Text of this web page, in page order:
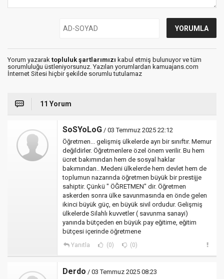
Yorum yazarak topluluk şartlarımızı kabul etmiş bulunuyor ve tüm
sorumluluğu üstleniyorsunuz. Yazılan yorumlardan kamuajans.com
İnternet Sitesi hiçbir şekilde sorumlu tutulamaz
11 Yorum
SoSYoLoG / 03 Temmuz 2025 22:12
Öğretmen... gelişmiş ülkelerde ayrı bir sınıftır. Memur
değildirler. Öğretmenlere özel önem verilir. Bu hem
ücret bakımından hem de sosyal haklar
bakımından.. Medeni ülkelerde hem devlet hem de
toplumun nazarında öğretmen büyük bir prestijje
sahiptir. Çünkü " ÖĞRETMEN" dir. Öğretmen
askerden sonra ülke savunmasında en önde gelen
ikinci büyük güç, en büyük sivil ordudur. Gelişmiş
ülkelerde Silahlı kuvvetler ( savunma sanayi)
yanında bütçeden en büyük pay eğitime, eğitim
bütçesi içerinde öğretmene
Yanıtla (0) (0)
Derdo / 03 Temmuz 2025 08:23